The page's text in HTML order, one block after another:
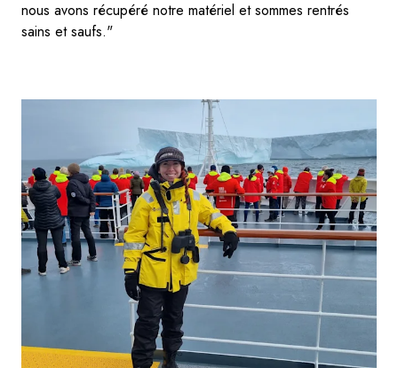
nous avons récupéré notre matériel et sommes rentrés
sains et saufs."